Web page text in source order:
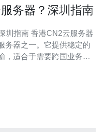
务器？深圳指南
云服务器
务器之一。它提供稳定的
，适合于需要跨国业务和